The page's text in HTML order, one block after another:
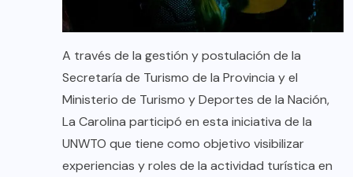
A través de la gestión y postulación de la
Secretaría de Turismo de la Provincia y el
Ministerio de Turismo y Deportes de la Nación,
La Carolina participó en esta iniciativa de la
UNWTO que tiene como objetivo visibilizar
experiencias y roles de la actividad turística en